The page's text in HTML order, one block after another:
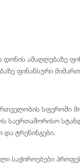
ამაღლებაზე
ფინანსური
სფეროში
საერთაშორისო
ტრენინგები.
საჭიროებები